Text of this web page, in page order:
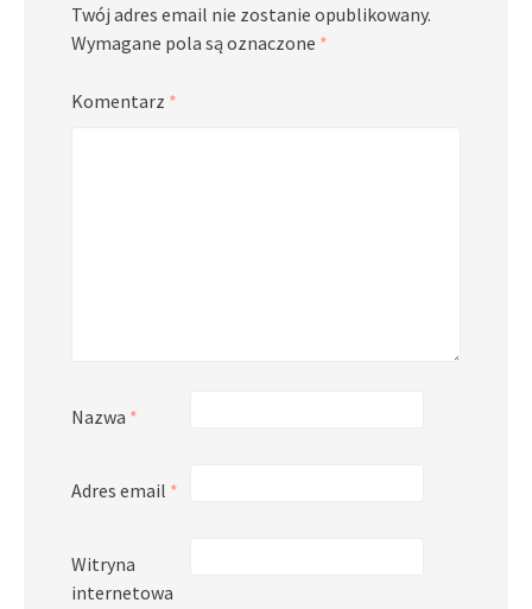
Twój adres email nie zostanie opublikowany.
Wymagane pola są oznaczone *
Komentarz *
Nazwa *
Adres email *
Witryna
internetowa